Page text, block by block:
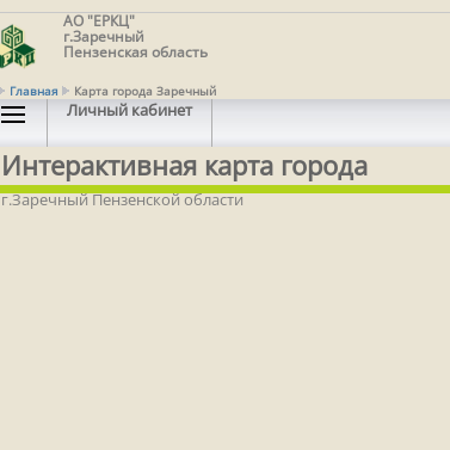
АО "ЕРКЦ"
г.Заречный
Пензенская область
Главная Карта города Заречный
Личный кабинет
Интерактивная карта города
г.Заречный Пензенской области